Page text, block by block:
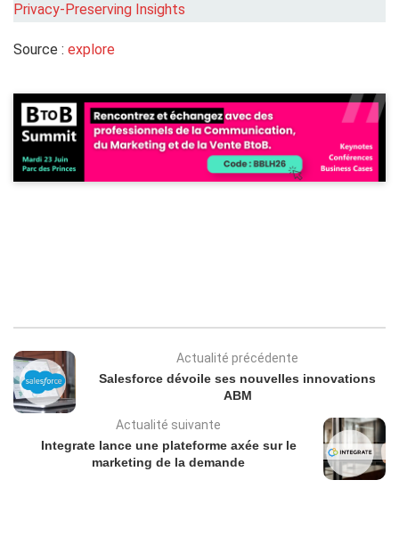
Privacy-Preserving Insights
Source : explore
Actualité précédente
Salesforce dévoile ses nouvelles innovations
ABM
Actualité suivante
Integrate lance une plateforme axée sur le
marketing de la demande